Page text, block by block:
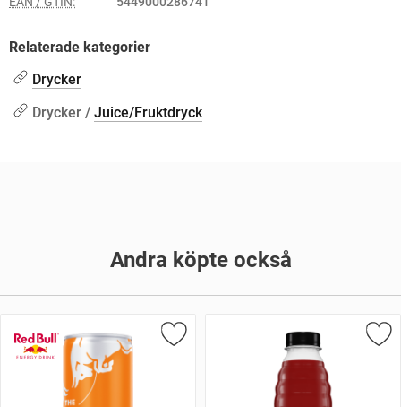
Relaterade kategorier
Drycker
Drycker / Juice/Fruktdryck
Andra köpte också